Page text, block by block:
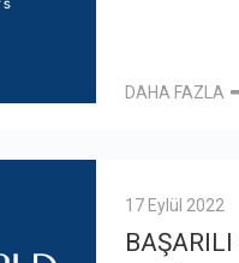
DAHA FAZLA
17 Eylül 2022